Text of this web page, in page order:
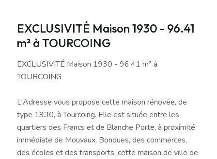
EXCLUSIVITÉ Maison 1930 - 96.41
m² à TOURCOING
EXCLUSIVITÉ Maison 1930 - 96.41 m² à
TOURCOING
L'Adresse vous propose cette maison rénovée, de
type 1930, à Tourcoing. Elle est située entre les
quartiers des Francs et de Blanche Porte, à proximité
immédiate de Mouvaux, Bondues, des commerces,
des écoles et des transports, cette maison de ville de